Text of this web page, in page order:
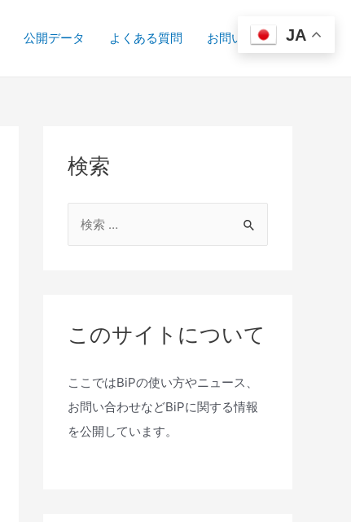
公開データ よくある質問 お問い合わせ
検索
このサイトについて
ここではBiPの使い方やニュース、
お問い合わせなどBiPに関する情報
を公開しています。
JA